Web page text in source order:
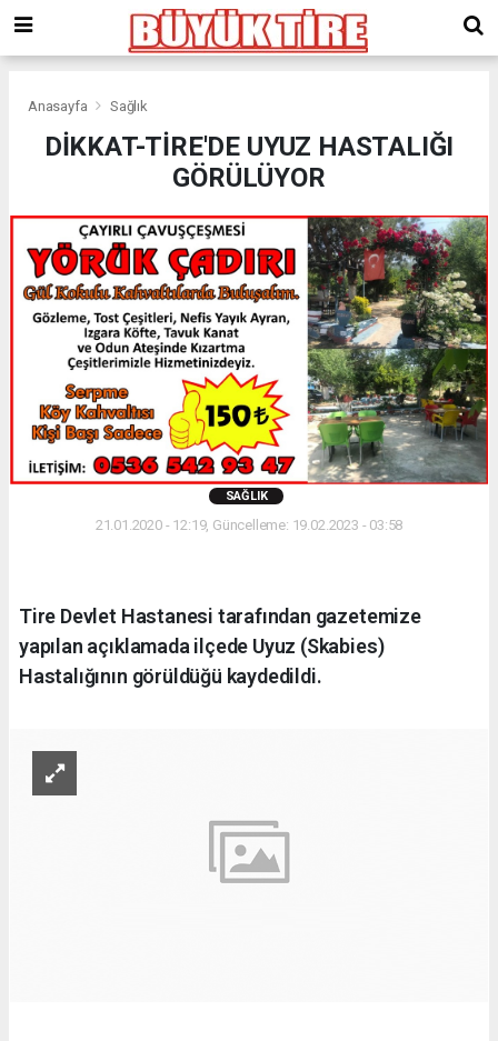
giriş
kingroyal
Anasayfa Sağlık
DİKKAT-TİRE'DE UYUZ HASTALIĞI
GÖRÜLÜYOR
SAĞLIK
21.01.2020 - 12:19, Güncelleme: 19.02.2023 - 03:58
Tire Devlet Hastanesi tarafından gazetemize
yapılan açıklamada ilçede Uyuz (Skabies)
Hastalığının görüldüğü kaydedildi.